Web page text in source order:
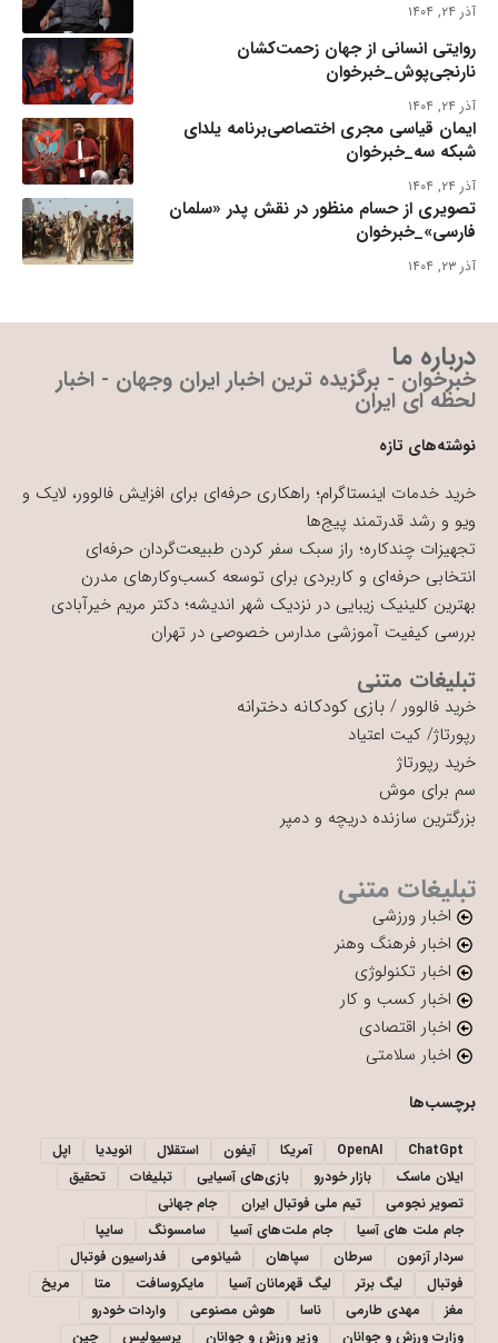
آذر ۲۴, ۱۴۰۴
روایتی انسانی از جهان زحمت‌کشان
نارنجی‌پوش_خبرخوان
آذر ۲۴, ۱۴۰۴
ایمان قیاسی مجری اختصاصی‌برنامه یلدای
شبکه سه_خبرخوان
آذر ۲۴, ۱۴۰۴
تصویری از حسام منظور در نقش پدر «سلمان
فارسی»_خبرخوان
آذر ۲۳, ۱۴۰۴
درباره ما
خبرخوان - برگزیده ترین اخبار ایران وجهان - اخبار
لحظه ای ایران
نوشته‌های تازه
خرید خدمات اینستاگرام؛ راهکاری حرفه‌ای برای افزایش فالوور، لایک و
ویو و رشد قدرتمند پیج‌ها
تجهیزات چندکاره؛ راز سبک سفر کردن طبیعت‌گردان حرفه‌ای
انتخابی حرفه‌ای و کاربردی برای توسعه کسب‌وکارهای مدرن
بهترین کلینیک زیبایی در نزدیک شهر اندیشه؛ دکتر مریم خیرآبادی
بررسی کیفیت آموزشی مدارس خصوصی در تهران
تبلیغات متنی
خرید فالوور / بازی کودکانه دخترانه
رپورتاژ/ کیت اعتیاد
خرید رپورتاژ
سم برای موش
بزرگترین سازنده دریچه و دمپر
تبلیغات متنی
اخبار ورزشی
اخبار فرهنگ وهنر
اخبار تکنولوژی
اخبار کسب و کار
اخبار اقتصادی
اخبار سلامتی
برچسب‌ها
ChatGpt
OpenAI آمریکا آیفون استقلال انویدیا
اپل
ایلان ماسک
بازار خودرو بازی‌های آسیایی تبلیغات
تحقیق
تصویر نجومی
تیم ملی فوتبال ایران
جام جهانی
جام ملت های آسیا
جام ملت‌های آسیا سامسونگ
سایپا
سردار آزمون
سرطان سپاهان شیائومی
فدراسیون فوتبال
فوتبال
لیگ برتر لیگ قهرمانان آسیا مایکروسافت متا
مریخ
مغز
مهدی طارمی ناسا هوش مصنوعی
واردات خودرو
وزارت ورزش و جوانان
وزیر ورزش و جوانان پرسپولیس چین